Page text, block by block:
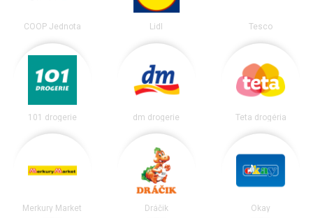
COOP Jednota Lidl Tesco
101 drogerie dm drogerie Teta drogéria
Merkury Market Dráčik Okay